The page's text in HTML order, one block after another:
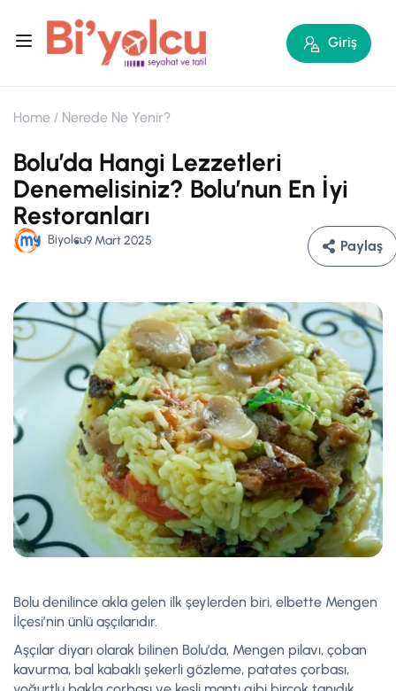
Giriş
Home Nerede Ne Yenir?
Bolu’da Hangi Lezzetleri
Denemelisiniz? Bolu’nun En İyi
Restoranları
Biyolcu9 Mart 2025 Paylaş
Bolu denilince akla gelen ilk şeylerden biri, elbette Mengen
İlçesi’nin ünlü aşçılarıdır.
Aşçılar diyarı olarak bilinen Bolu’da, Mengen pilavı, çoban
kavurma, bal kabaklı şekerli gözleme, patates çorbası,